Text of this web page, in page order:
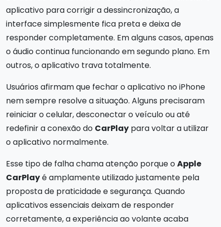
aplicativo para corrigir a dessincronização, a
interface simplesmente fica preta e deixa de
responder completamente. Em alguns casos, apenas
o áudio continua funcionando em segundo plano. Em
outros, o aplicativo trava totalmente.
Usuários afirmam que fechar o aplicativo no iPhone
nem sempre resolve a situação. Alguns precisaram
reiniciar o celular, desconectar o veículo ou até
redefinir a conexão do CarPlay para voltar a utilizar
o aplicativo normalmente.
Esse tipo de falha chama atenção porque oApple
CarPlayé amplamente utilizado justamente pela
proposta de praticidade e segurança. Quando
aplicativos essenciais deixam de responder
corretamente, a experiência ao volante acaba